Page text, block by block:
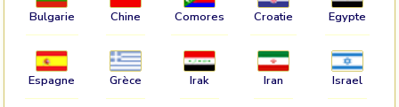
Bulgarie Chine Comores Croatie Egypte
Espagne Grèce Irak Iran Israel